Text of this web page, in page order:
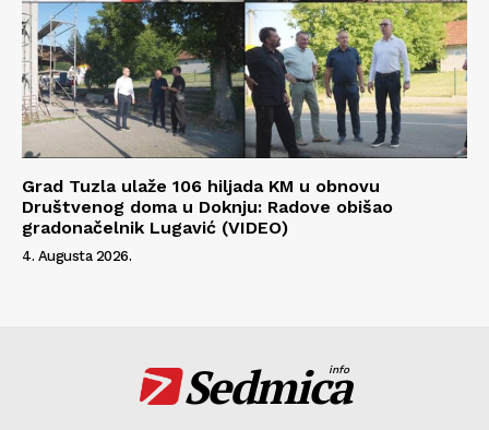
Grad Tuzla ulaže 106 hiljada KM u obnovu
Društvenog doma u Doknju: Radove obišao
gradonačelnik Lugavić (VIDEO)
4. Augusta 2026.
Sedmica
info